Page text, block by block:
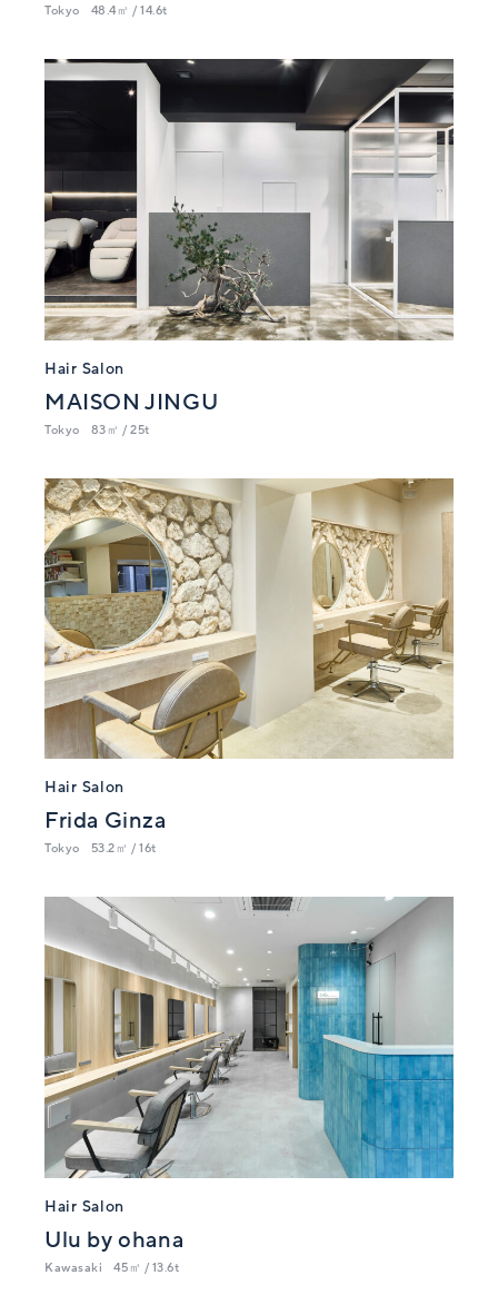
Tokyo 48.4㎡ / 14.6t
Hair Salon
MAISON JINGU
Tokyo 83㎡ / 25t
Hair Salon
Frida Ginza
Tokyo 53.2㎡ / 16t
Hair Salon
Ulu by ohana
Kawasaki 45㎡ / 13.6t